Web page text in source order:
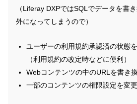
（Liferay DXPではSQLでデータを書
外になってしまうので）
ユーザーの利用規約承認済の状態
（利用規約の改定時などに便利）
Webコンテンツの中のURLを書き
一部のコンテンツの権限設定を変更